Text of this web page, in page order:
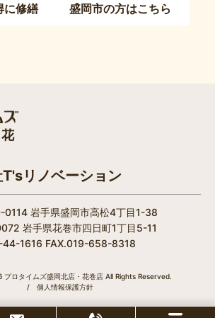
に修繕 盛岡市の方はこちら
リノベーション
0114 岩手県盛岡市高松4丁目1-38​
岩手県花巻市四日町1丁目5-11
44-1616 FAX.019-658-8318
ロタイムズ盛岡北店・花巻店 All Rights Reserved.
/
個人情報保護方針